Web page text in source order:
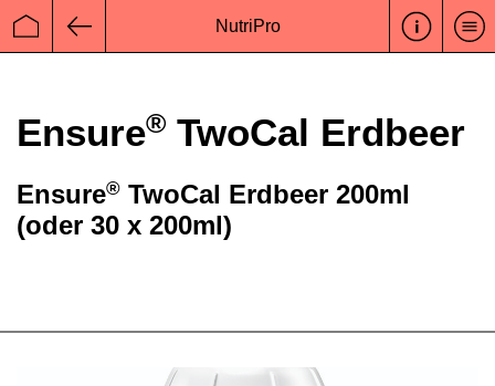
Startseite
NutriPro
Ensure® TwoCal Erdbeer
Ensure® TwoCal Erdbeer 200ml
(oder 30 x 200ml)